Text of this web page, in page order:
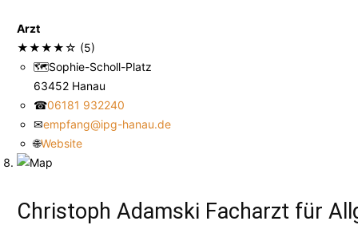
Arzt
★★★★☆ (5)
🗺Sophie-Scholl-Platz
63452 Hanau
☎06181 932240
✉empfang@ipg-hanau.de
🌐Website
Christoph Adamski Facharzt für